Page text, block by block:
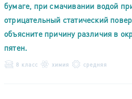
бумаге, при смачивании водой
отрицательный статический
объясните причину различия в
пятен.
8 класс химия средняя